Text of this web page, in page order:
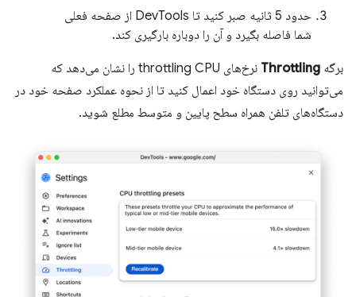
حدود 5 ثانیه صبر کنید تا DevTools از صفحه فعلی
شما فاصله بگیرد و آن را دوباره بارگیری کند.
برگه Throttling
نرخ‌های throttling CPU را نشان می‌دهد که
می‌توانید روی دستگاه خود اعمال کنید تا از نحوه عملکرد صفحه خود در
دستگاه‌های تلفن همراه سطح پایین و متوسط ​​مطلع شوید.